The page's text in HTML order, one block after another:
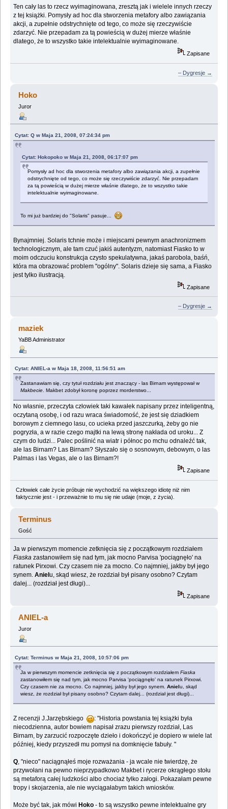
Ten cały las to rzecz wyimaginowana, zresztą jak i wielele innych rzeczy
z tej książki. Pomysły ad hoc dla stworzenia metafory albo zawiązania
akcji, a zupełnie odstrychnięte od tego, co może się rzeczywiście
zdarzyć. Nie przepadam za tą powieścią w dużej mierze właśnie
dlatego, że to wszystko takie intelektualnie wyimaginowane.
Zapisane
– Dygresje →
Hoko
Juror
Cytat: Q w Maja 21, 2008, 07:24:34 pm
Cytat: Hokopoko w Maja 21, 2008, 06:17:07 pm
Pomysły ad hoc dla stworzenia metafory albo zawiązania akcji, a zupełnie
odstrychnięte od tego, co może się rzeczywiście zdarzyć. Nie przepadam
za tą powieścią w dużej mierze właśnie dlatego, że to wszystko takie
intelektualnie wyimaginowane.
To mi już bardziej do "Solaris" pasuje...
Bynajmniej. Solaris tchnie może i miejscami pewnym anachronizmem
technologicznym, ale tam czuć jakiś autentyzm, natomiast Fiasko to w
moim odczuciu konstrukcja czysto spekulatywna, jakaś parobola, baśń,
która ma obrazować problem "ogólny". Solaris dzieje się sama, a Fiasko
jest tylko ilustracją.
Zapisane
– Dygresje →
maziek
YaBB Administrator
Cytat: ANIEL-a w Maja 18, 2008, 11:56:51 am
Zastanawiam się, czy tytuł rozdziału jest znaczący - las Birnam występował w
Makbecie . Makbet zdobył koronę poprzez morderstwo...
No własnie, przeczyta człowiek taki kawałek napisany przez inteligentną,
oczytaną osobę, i od razu wraca świadomość, że jest się dziadkiem
borowym z ciemnego lasu, co ucieka przed jaszczurką, żeby go nie
pogryzła, a w razie czego majtki na lewą stronę nakłada od uroku... Z
czym do ludzi... Palec poślinić na wiatr i północ po mchu odnaleźć tak,
ale las Birnam? Las Birnam? Słyszało się o sosnowym, debowym, o las
Palmas i las Vegas, ale o las Birnam?!
Zapisane
Człowiek całe życie próbuje nie wychodzić na większego idiotę niż nim
faktycznie jest - i przeważnie to mu się nie udaje (moje, z życia).
Terminus
Gość
Ja w pierwszym momencie zetknięcia się z początkowym rozdziałem
Fiaska zastanowiłem się nad tym, jak mocno Parvisa 'pociągnęło' na
ratunek Pirxowi. Czy czasem nie za mocno. Co najmniej, jakby był jego
synem.Anielu, skąd wiesz, że rozdział był pisany osobno? Czytam
dalej... (rozdział jest długi)...
Zapisane
ANIEL-a
Juror
Cytat: Terminus w Maja 21, 2008, 10:57:06 pm
Ja w pierwszym momencie zetknięcia się z początkowym rozdziałemFiaska
zastanowiłem się nad tym, jak mocno Parvisa 'pociągnęło' na ratunek Pirxowi.
Czy czasem nie za mocno. Co najmniej, jakby był jego synem.Anielu, skąd
wiesz, że rozdział był pisany osobno? Czytam dalej... (rozdział jest długi)...
Z recenzji J.Jarzębskiego
: "Historia powstania tej książki była
niecodzienna, autor bowiem napisał zrazu pierwszy rozdział, Las
Birnam, by zarzucić rozpoczęte dzieło i dokończyć je dopiero w wiele lat
później, kiedy przyszedł mu pomysł na domknięcie fabuły. "
Q , "nieco" naciągnąłeś moje rozważania - ja wcale nie twierdzę, że
przywołani na pewno nieprzypadkowo Makbet i rycerze okrągłego stołu
są metaforą całej ludzkości albo chociaż tylko załogi. Pokazałam pewne
tropy i skojarzenia, ale nie wyciągałabym takich wniosków.
Może być tak, jak mówiHoko - to są wszystko pewne intelektualne gry